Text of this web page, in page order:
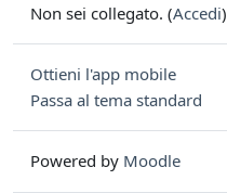
Non sei collegato. (Accedi)
Ottieni l'app mobile
Passa al tema standard
Powered by Moodle